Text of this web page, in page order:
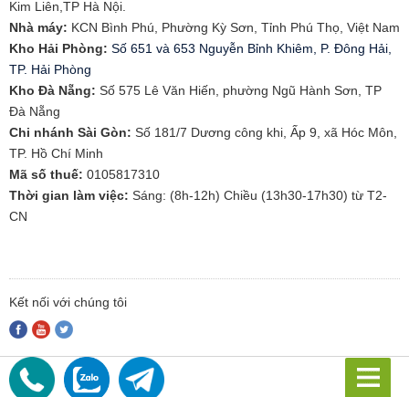
Kim Liên,TP Hà Nội.
Nhà máy: KCN Bình Phú, Phường Kỳ Sơn, Tỉnh Phú Thọ, Việt Nam
Kho Hải Phòng: Số 651 và 653 Nguyễn Bỉnh Khiêm, P. Đông Hải,
TP. Hải Phòng
​Kho Đà Nẵng: Số 575 Lê Văn Hiến, phường Ngũ Hành Sơn, TP
Đà Nẵng
Chi nhánh Sài Gòn: Số 181/7 Dương công khi, Ấp 9, xã Hóc Môn,
TP. Hồ Chí Minh
Mã số thuế: 0105817310​
Thời gian làm việc: Sáng: (8h-12h) Chiều (13h30-17h30) từ T2-
CN
Kết nối với chúng tôi